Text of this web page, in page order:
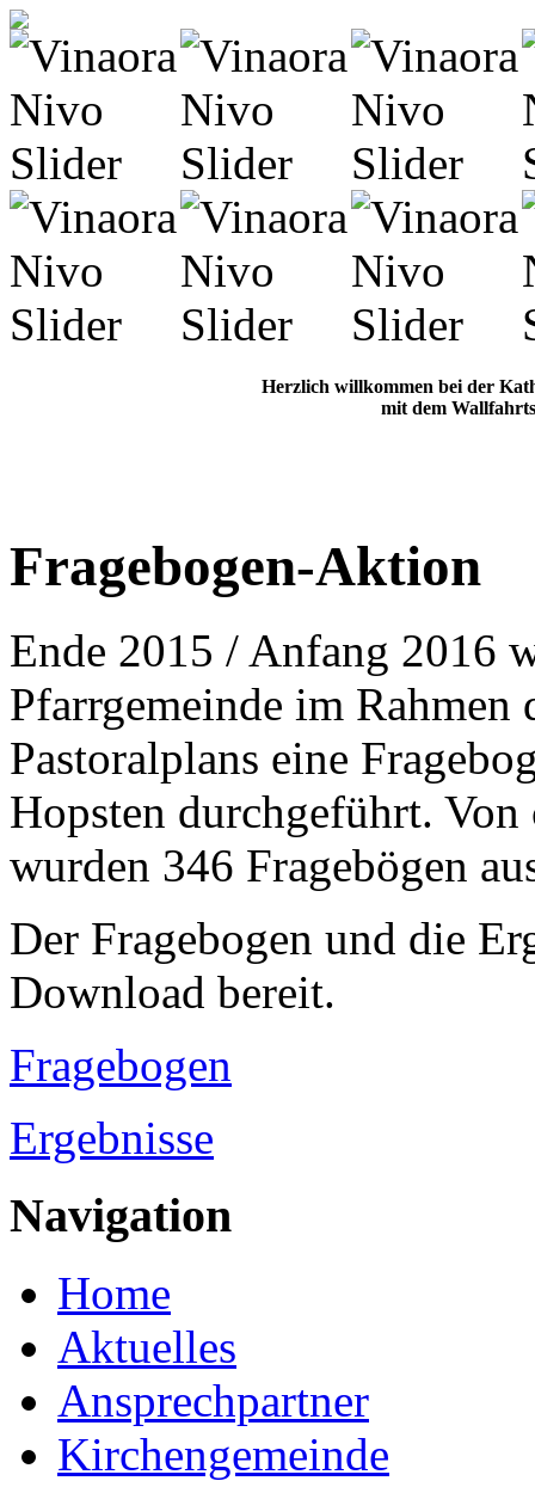
Herzlich willkommen bei der
mit dem
Fragebogen-Aktion
Ende 2015 / Anfang 2016
Pfarrgemeinde im
Pastoralplans eine
Hopsten durchgeführt.
wurden 346 Fragebögen
Der Fragebogen und die
Download bereit.
Fragebogen
Ergebnisse
Navigation
Home
Aktuelles
Ansprechpartner
Kirchengemeinde